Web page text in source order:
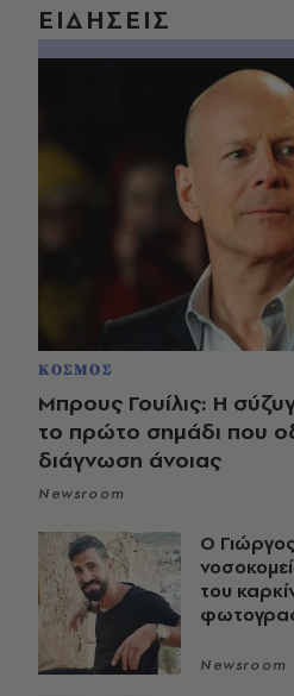
ΕΙΔΗΣΕΙΣ
ΚΟΣΜΟΣ
Μπρους Γουίλις: Η
το πρώτο σημάδι που
διάγνωση άνοιας
Newsroom
O
του
Newsroom